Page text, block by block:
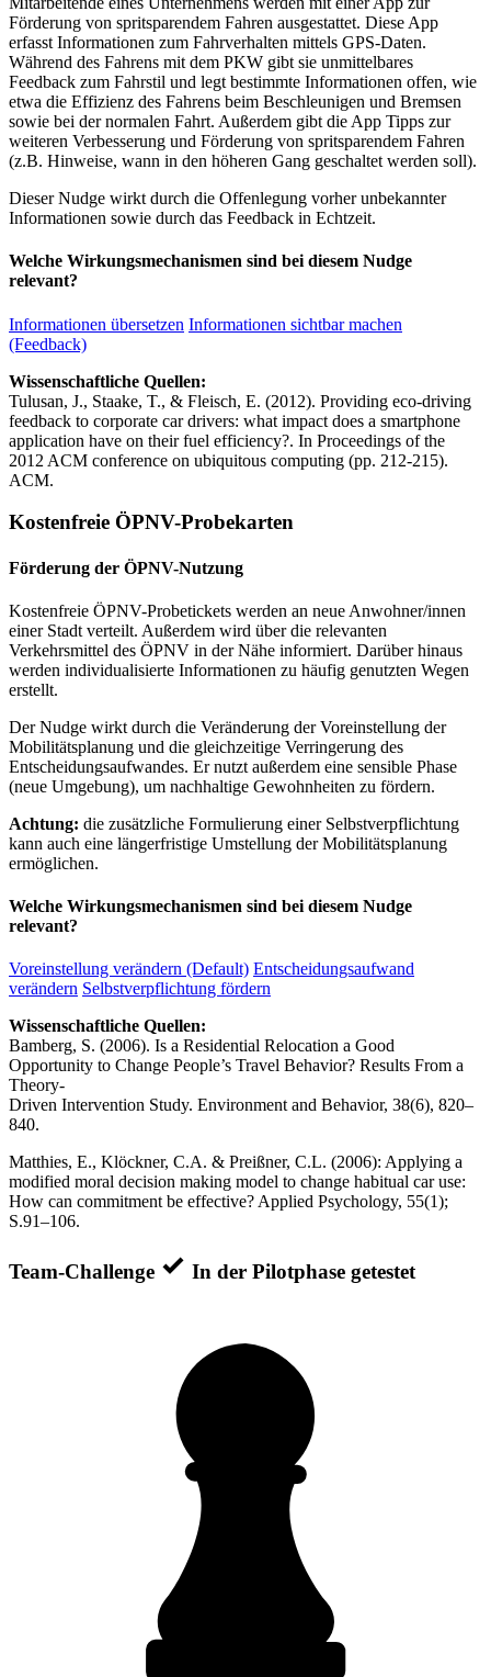
Förderung von spritsparendem Fahren ausgestattet. Diese App
erfasst Informationen zum Fahrverhalten mittels GPS-Daten.
Während des Fahrens mit dem PKW gibt sie unmittelbares
Feedback zum Fahrstil und legt bestimmte Informationen offen, wie
etwa die Effizienz des Fahrens beim Beschleunigen und Bremsen
sowie bei der normalen Fahrt. Außerdem gibt die App Tipps zur
weiteren Verbesserung und Förderung von spritsparendem Fahren
(z.B. Hinweise, wann in den höheren Gang geschaltet werden soll).
Dieser Nudge wirkt durch die Offenlegung vorher unbekannter
Informationen sowie durch das Feedback in Echtzeit.
Welche Wirkungsmechanismen sind bei diesem Nudge
relevant?
Informationen übersetzen Informationen sichtbar machen
(Feedback)
Wissenschaftliche Quellen:
Tulusan, J., Staake, T., & Fleisch, E. (2012). Providing eco-driving
feedback to corporate car drivers: what impact does a smartphone
application have on their fuel efficiency?. In Proceedings of the
2012 ACM conference on ubiquitous computing (pp. 212-215).
ACM.
Kostenfreie ÖPNV-Probekarten
Förderung der ÖPNV-Nutzung
Kostenfreie ÖPNV-Probetickets werden an neue Anwohner/innen
einer Stadt verteilt. Außerdem wird über die relevanten
Verkehrsmittel des ÖPNV in der Nähe informiert. Darüber hinaus
werden individualisierte Informationen zu häufig genutzten Wegen
erstellt.
Der Nudge wirkt durch die Veränderung der Voreinstellung der
Mobilitätsplanung und die gleichzeitige Verringerung des
Entscheidungsaufwandes. Er nutzt außerdem eine sensible Phase
(neue Umgebung), um nachhaltige Gewohnheiten zu fördern.
Achtung: die zusätzliche Formulierung einer Selbstverpflichtung
kann auch eine längerfristige Umstellung der Mobilitätsplanung
ermöglichen.
Welche Wirkungsmechanismen sind bei diesem Nudge
relevant?
Voreinstellung verändern (Default) Entscheidungsaufwand
verändern Selbstverpflichtung fördern
Wissenschaftliche Quellen:
Bamberg, S. (2006). Is a Residential Relocation a Good
Opportunity to Change People’s Travel Behavior? Results From a
Theory-
Driven Intervention Study. Environment and Behavior, 38(6), 820–
840.
Matthies, E., Klöckner, C.A. & Preißner, C.L. (2006): Applying a
modified moral decision making model to change habitual car use:
How can commitment be effective? Applied Psychology, 55(1);
S.91–106.
Team-Challenge In der Pilotphase getestet